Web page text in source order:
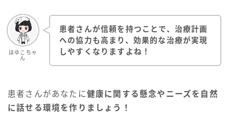
ほゆこちゃ
ん
患者さんが信頼を持つことで、治療計画
への協力も高まり、効果的な治療が実現
しやすくなりますよね！
患者さんがあなたに健康に関する懸念やニーズを自然
に話せる環境を作りましょう！